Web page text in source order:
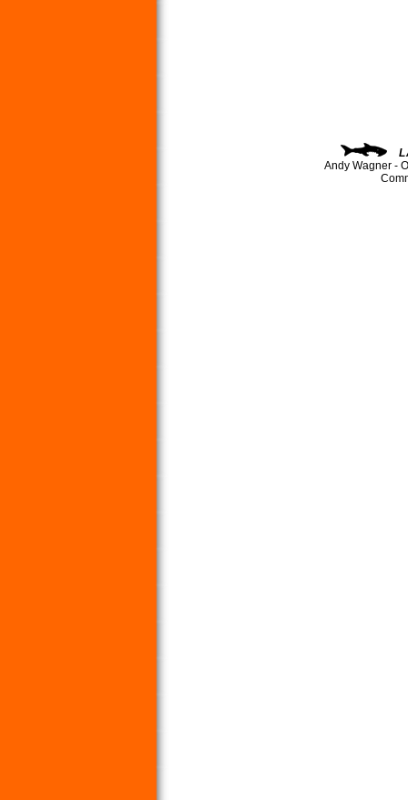
Andy Wagner -